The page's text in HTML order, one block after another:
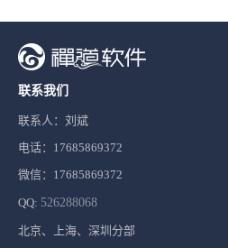
联系我们
联系人：刘斌
电话：17685869372
微信：17685869372
QQ: 526288068
北京、上海、深圳分部